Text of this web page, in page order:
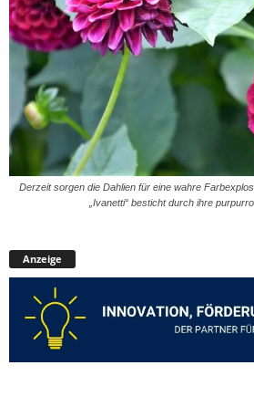
Derzeit sorgen die Dahlien für eine wahre
„Ivanetti“ besticht durch ihre
Anzeige